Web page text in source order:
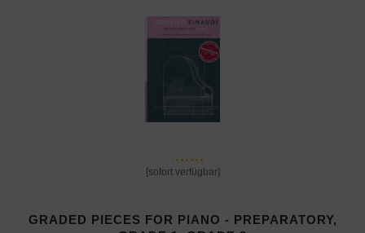
[sofort verfügbar]
GRADED PIECES FOR PIANO - PREPARATORY,